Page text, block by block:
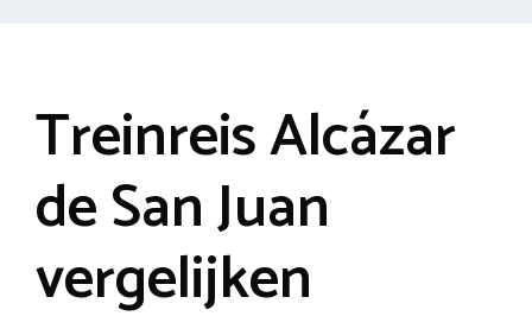
Treinreis Alcázar
de San Juan
vergelijken